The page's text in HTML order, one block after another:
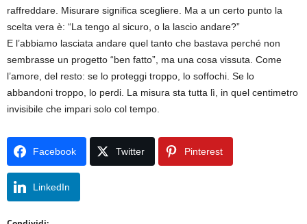
raffreddare. Misurare significa scegliere. Ma a un certo punto la
scelta vera è: “La tengo al sicuro, o la lascio andare?”
E l’abbiamo lasciata andare quel tanto che bastava perché non
sembrasse un progetto “ben fatto”, ma una cosa vissuta. Come
l’amore, del resto: se lo proteggi troppo, lo soffochi. Se lo
abbandoni troppo, lo perdi. La misura sta tutta lì, in quel centimetro
invisibile che impari solo col tempo.
Facebook Twitter Pinterest
LinkedIn